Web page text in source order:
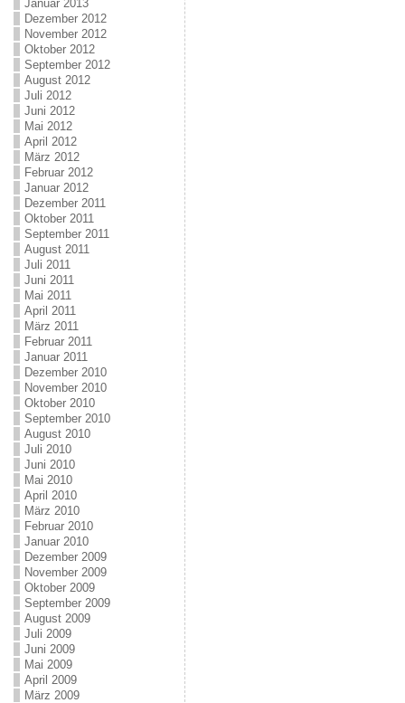
Januar 2013
Dezember 2012
November 2012
Oktober 2012
September 2012
August 2012
Juli 2012
Juni 2012
Mai 2012
April 2012
März 2012
Februar 2012
Januar 2012
Dezember 2011
Oktober 2011
September 2011
August 2011
Juli 2011
Juni 2011
Mai 2011
April 2011
März 2011
Februar 2011
Januar 2011
Dezember 2010
November 2010
Oktober 2010
September 2010
August 2010
Juli 2010
Juni 2010
Mai 2010
April 2010
März 2010
Februar 2010
Januar 2010
Dezember 2009
November 2009
Oktober 2009
September 2009
August 2009
Juli 2009
Juni 2009
Mai 2009
April 2009
März 2009